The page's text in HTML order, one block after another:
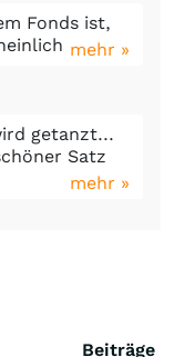
Fonds ist,
mehr »
getanzt...
Satz
mehr »
Beiträge